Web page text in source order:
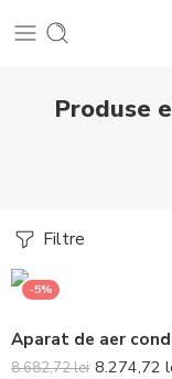
Produse
Filtre
-5%
8.682,72lei 8.274,72